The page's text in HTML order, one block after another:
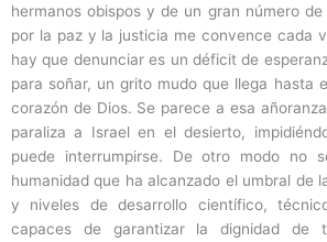
hermanos obispos y de un gran número
por la paz y la justicia me convence cada
hay que denunciar es un déficit de
para soñar, un grito mudo que llega hasta
corazón de Dios. Se parece a esa
paraliza a Israel en el desierto,
puede interrumpirse. De otro modo no
humanidad que ha alcanzado el umbral de
y niveles de desarrollo científico,
capaces de garantizar la dignidad de